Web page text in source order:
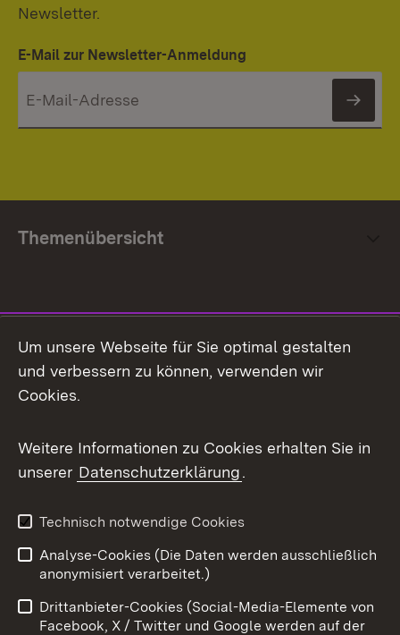
Newsletter.
E-Mail zur Newsletter-Anmeldung
Themenübersicht
Facebook
X / Twitter
Youtube
Impressum
Kontakt
Barrierefreiheit
Datenschutz
Um unsere Webseite für Sie optimal gestalten
und verbessern zu können, verwenden wir
Cookies.
Weitere Informationen zu Cookies erhalten Sie in
unserer Datenschutzerklärung.
Technisch notwendige Cookies
Analyse-Cookies (Die Daten werden ausschließlich
anonymisiert verarbeitet.)
Drittanbieter-Cookies (Social-Media-Elemente von
Facebook, X / Twitter und Google werden auf der